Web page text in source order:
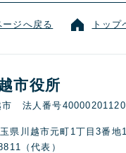
ージへ戻る トッ
市役所
市 法人番号
県川越市元町1丁目3番地1
（代表）